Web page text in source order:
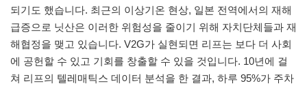
되기도 했습니다. 최근의 이상기온 현상, 일본 전역에서의 재해
급증으로 닛산은 이러한 위험성을 줄이기 위해 자치단체들과 재
해협정을 맺고 있습니다. V2G가 실현되면 리프는 보다 더 사회
에 공헌할 수 있고 기회를 창출할 수 있을 것입니다. 10년에 걸
쳐 리프의 텔레매틱스 데이터 분석을 한 결과, 하루 95%가 주차